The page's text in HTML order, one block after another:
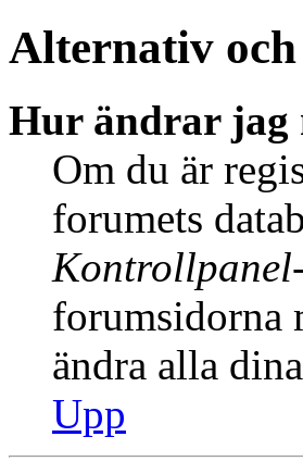
Alternativ
Hur ändrar jag
Om du är
forumets
Kontrollpanel
forumsidorna
ändra alla
Upp